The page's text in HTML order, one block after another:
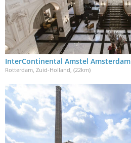
InterContinental Amstel Amsterdam
Rotterdam, Zuid-Holland, (22km)